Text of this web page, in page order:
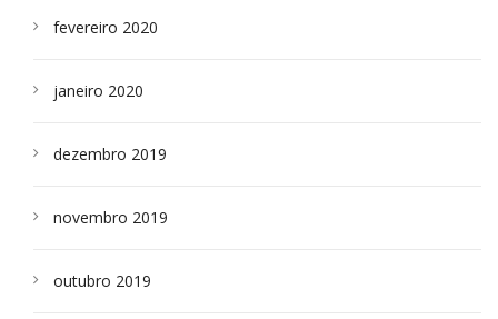
fevereiro 2020
janeiro 2020
dezembro 2019
novembro 2019
outubro 2019